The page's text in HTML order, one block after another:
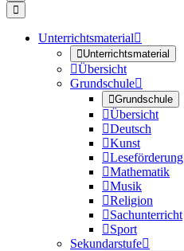

Unterrichtsmaterial
Unterrichtsmaterial
Übersicht
Grundschule
Grundschule
Übersicht
Deutsch
Kunst
Leseförderung
Mathematik
Musik
Religion
Sachunterricht
Sport
Sekundarstufe